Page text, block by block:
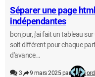
Séparer une page
indépendantes
bonjour, j'ai fait un tableau
soit différent pour chaque
d'avance...
3 9 mars 2025 par